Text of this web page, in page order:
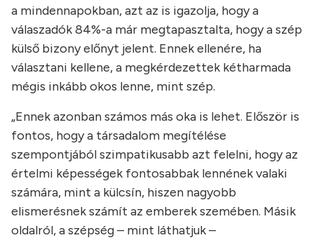
a mindennapokban, azt az is igazolja, hogy a
válaszadók 84%-a már megtapasztalta, hogy a szép
külső bizony előnyt jelent. Ennek ellenére, ha
választani kellene, a megkérdezettek kétharmada
mégis inkább okos lenne, mint szép.
„Ennek azonban számos más oka is lehet. Először is
fontos, hogy a társadalom megítélése
szempontjából szimpatikusabb azt felelni, hogy az
értelmi képességek fontosabbak lennének valaki
számára, mint a külcsín, hiszen nagyobb
elismerésnek számít az emberek szemében. Másik
oldalról, a szépség – mint láthatjuk –